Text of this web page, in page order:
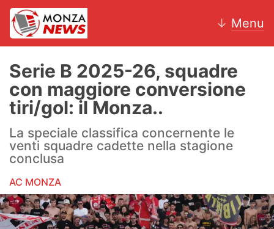
↓ Menu
News
AC Monza
Calcio
Motori
Volley
Serie B 2025-26, squadre
con maggiore conversione
tiri/gol: il Monza..
La speciale classifica concernente le
venti squadre cadette nella stagione
conclusa
AC MONZA